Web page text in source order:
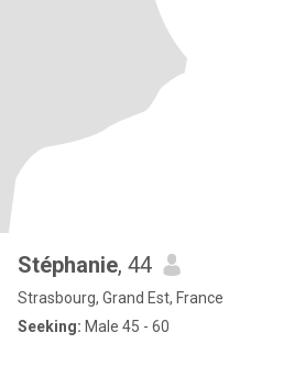
Stéphanie, 44
Strasbourg, Grand Est, France
Seeking: Male 45 - 60